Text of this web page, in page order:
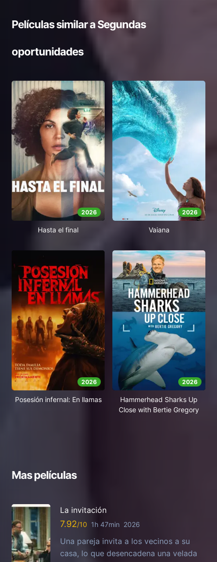
Películas similar aSegundas
oportunidades
2026
Hasta el final
2026
Vaiana
2026
Posesión infernal: En llamas
2026
Hammerhead Sharks Up
Close with Bertie Gregory
Mas películas
La invitación
7.92 1h 47min 2026
Una pareja invita a los vecinos a su
casa, lo que desencadena una velada